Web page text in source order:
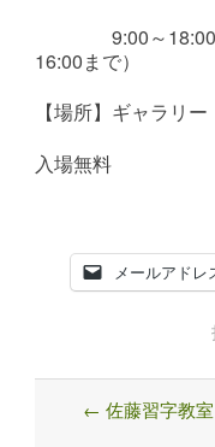
9:00～18:00（
16:00まで）
【場所】ギャラリー
入場無料
メールアドレ
Post
← 佐藤習字教